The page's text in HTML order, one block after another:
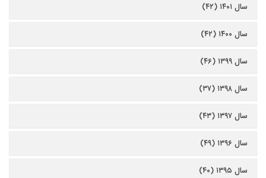
سال ۱۴۰۱ (۴۲)
سال ۱۴۰۰ (۴۲)
سال ۱۳۹۹ (۴۶)
سال ۱۳۹۸ (۳۷)
سال ۱۳۹۷ (۴۳)
سال ۱۳۹۶ (۴۹)
سال ۱۳۹۵ (۴۰)